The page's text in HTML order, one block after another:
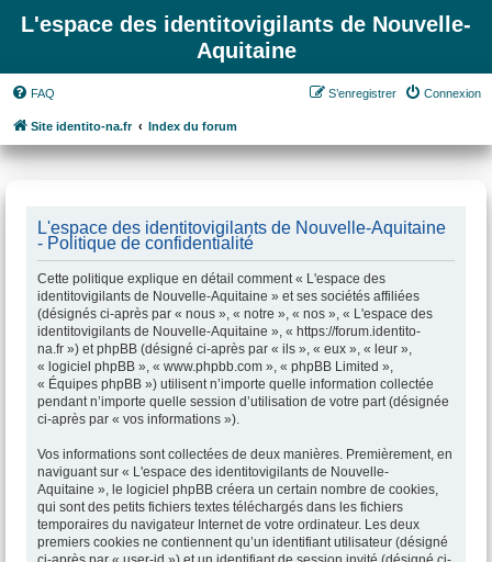
L'espace des identitovigilants de Nouvelle-
Aquitaine
FAQ Connexion
S’enregistrer
Site identito-na.fr Index du forum
L'espace des identitovigilants de Nouvelle-Aquitaine
- Politique de confidentialité
Cette politique explique en détail comment « L'espace des
identitovigilants de Nouvelle-Aquitaine » et ses sociétés affiliées
(désignés ci-après par « nous », « notre », « nos », « L'espace des
identitovigilants de Nouvelle-Aquitaine », « https://forum.identito-
na.fr ») et phpBB (désigné ci-après par « ils », « eux », « leur »,
« logiciel phpBB », « www.phpbb.com », « phpBB Limited »,
« Équipes phpBB ») utilisent n’importe quelle information collectée
pendant n’importe quelle session d’utilisation de votre part (désignée
ci-après par « vos informations »).
Vos informations sont collectées de deux manières. Premièrement, en
naviguant sur « L'espace des identitovigilants de Nouvelle-
Aquitaine », le logiciel phpBB créera un certain nombre de cookies,
qui sont des petits fichiers textes téléchargés dans les fichiers
temporaires du navigateur Internet de votre ordinateur. Les deux
premiers cookies ne contiennent qu’un identifiant utilisateur (désigné